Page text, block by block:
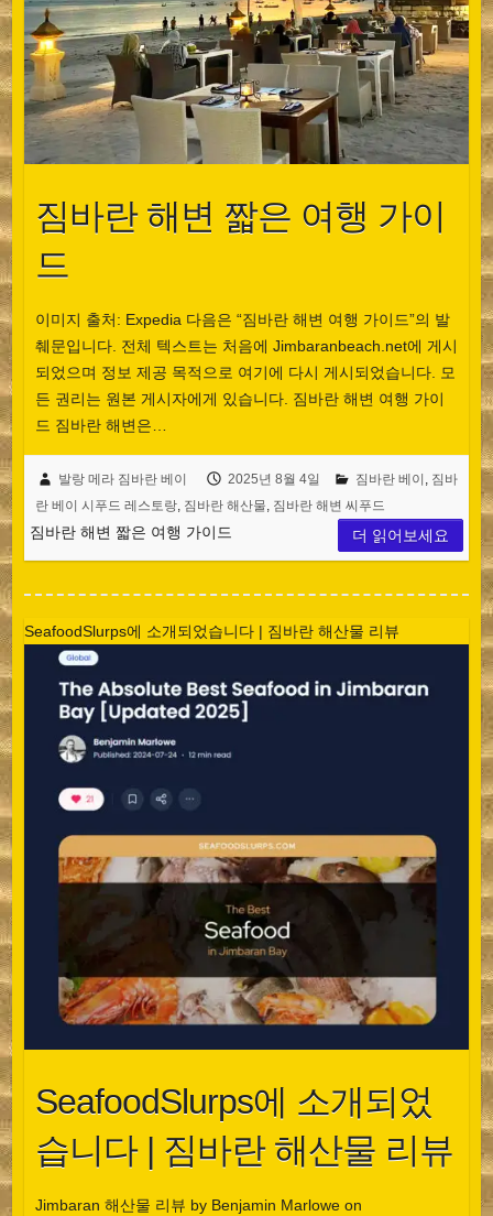
짐바란 해변 짧은 여행 가이
드
이미지 출처: Expedia 다음은 “짐바란 해변 여행 가이드”의 발
췌문입니다. 전체 텍스트는 처음에 Jimbaranbeach.net에 게시
되었으며 정보 제공 목적으로 여기에 다시 게시되었습니다. 모
든 권리는 원본 게시자에게 있습니다. 짐바란 해변 여행 가이
드 짐바란 해변은…
발랑 메라 짐바란 베이 2025년 8월 4일 짐바란 베이 , 짐바
란 베이 시푸드 레스토랑, 짐바란 해산물, 짐바란 해변 씨푸드
짐바란 해변 짧은 여행 가이드 더 읽어보세요
SeafoodSlurps에 소개되었습니다 | 짐바란 해산물 리뷰
SeafoodSlurps에 소개되었
습니다 | 짐바란 해산물 리뷰
Jimbaran 해산물 리뷰 by Benjamin Marlowe on